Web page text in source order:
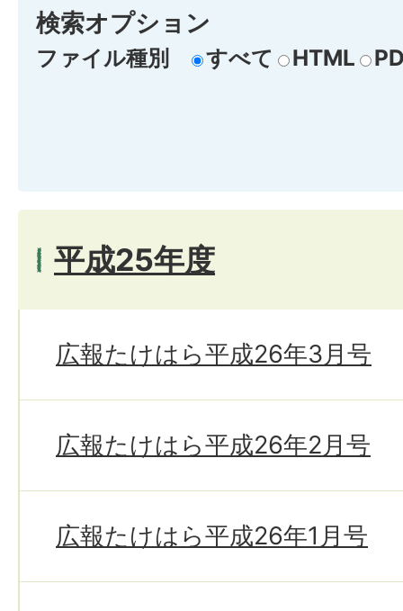
検索オプション
ファイル種別 すべて HTML
平成25年度
広報たけはら平成26年3月号
広報たけはら平成26年2月号
広報たけはら平成26年1月号